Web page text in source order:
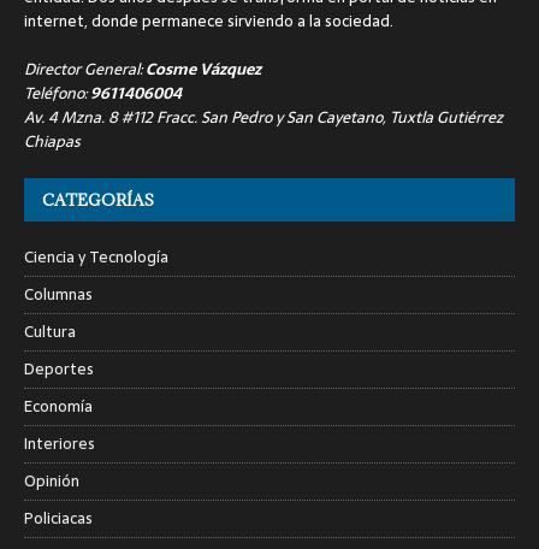
internet, donde permanece sirviendo a la sociedad.
Director General:Cosme Vázquez
Teléfono:9611406004
Av. 4 Mzna. 8 #112 Fracc. San Pedro y San Cayetano, Tuxtla Gutiérrez
Chiapas
CATEGORÍAS
Ciencia y Tecnología
Columnas
Cultura
Deportes
Economía
Interiores
Opinión
Policiacas